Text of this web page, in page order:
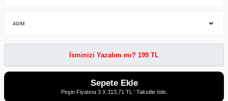
İsminizi Yazalım mı? 199 TL
Sepete Ekle
Peşin Fiyatına 3 X 313,71 TL ' Taksitle öde.